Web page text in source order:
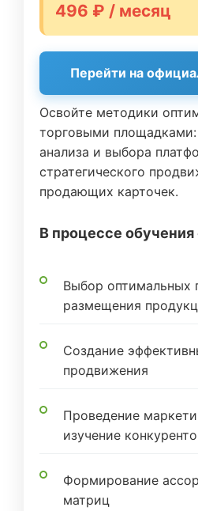
496 ₽ / месяц
Перейти на
Освойте методики
торговыми площадками:
анализа и выбора
стратегического
продающих карточек.
В процессе обучения
Выбор оптимальных
размещения
Создание
продвижения
Проведение
изучение
Формирование
матриц